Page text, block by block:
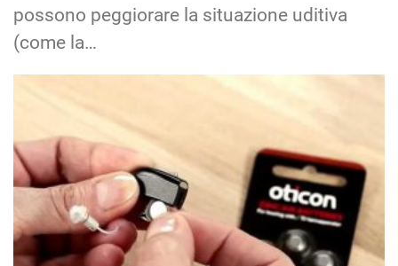
possono peggiorare la situazione uditiva
(come la…